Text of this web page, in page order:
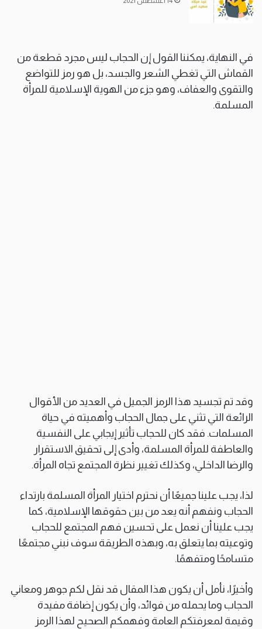
في النهاية، يمكننا القول إن الحجاب ليس مجرد قطعة من
القماش التي تغطي الشعر والجسد، بل هو رمز للتواضع
والتقوى والعفاف، وهو جزء من الهوية الإسلامية للمرأة
المسلمة.
وقد تم تجسيد هذا الرمز الجميل في العديد من الأقوال
الرائعة التي تثني على جمال الحجاب وأهميته في حياة
المسلمات. فقد كان للحجاب تأثير إيجابي على النفسية
والعاطفة للمرأة المسلمة، وأدى إلى تحقيق الاستقرار
والرضا الداخلي، وكذلك تغيير نظرة المجتمع تجاه المرأة.
لذا، يجب علينا جميعًا أن نحترم اختيار المرأة المسلمة بارتداء
الحجاب ونفهم أنه يعد من بين حقوقها الإسلامية، كما
يجب علينا أن نعمل على تحسين فهم المجتمع للحجاب
وتوعيته بما يتعلق به، وبهذه الطريقة سوف نبني مجتمعًا
متسامحًا ومتفهمًا.
وأخيرًا، نأمل أن يكون هذا المقال قد نقل لكم جوهر ومعاني
الحجاب وما يحمله من فوائد، وأن يكون إضافة مفيدة
وقيمة لمعرفتكم العامة وفهمكم الصحيح لهذا الرمز